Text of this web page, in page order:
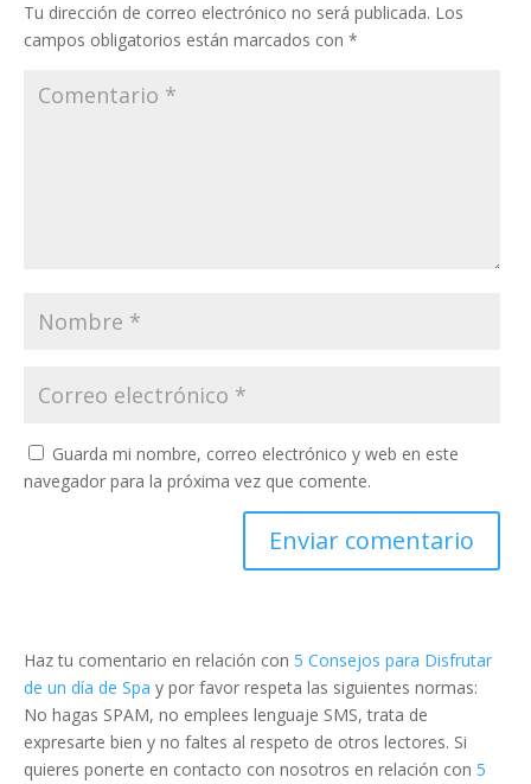
Tu dirección de correo electrónico no será publicada. Los
campos obligatorios están marcados con *
Guarda mi nombre, correo electrónico y web en este
navegador para la próxima vez que comente.
Haz tu comentario en relación con 5 Consejos para Disfrutar
de un día de Spa y por favor respeta las siguientes normas:
No hagas SPAM, no emplees lenguaje SMS, trata de
expresarte bien y no faltes al respeto de otros lectores. Si
quieres ponerte en contacto con nosotros en relación con 5